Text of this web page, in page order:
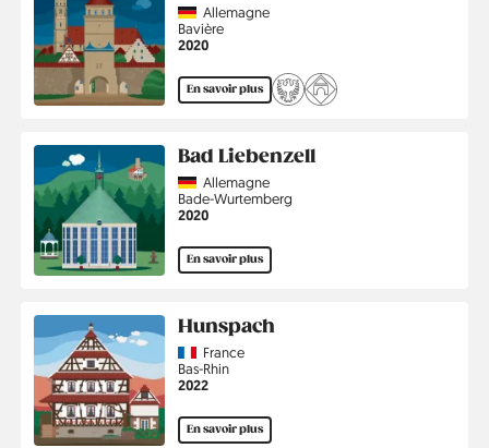
CountryAllemagne
Région
Bavière
Année
2020
En savoir plus
Bad Liebenzell
CountryAllemagne
Région
Bade-Wurtemberg
Année
2020
En savoir plus
Hunspach
Country
France
Région
Bas-Rhin
Année
2022
En savoir plus